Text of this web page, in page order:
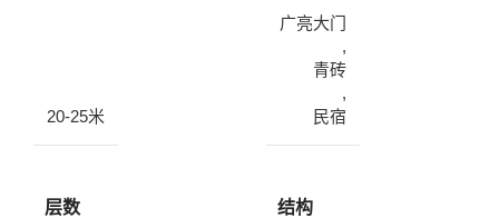
20-25米
广亮大门
,
青砖
,
民宿
层数 结构